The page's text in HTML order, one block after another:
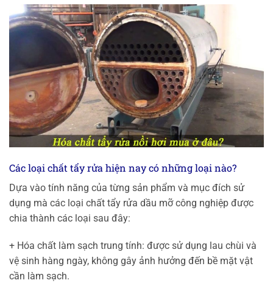
Các loại chất tẩy rửa hiện nay có những loại nào?
Dựa vào tính năng của từng sản phẩm và mục đích sử
dụng mà các loại chất tẩy rửa dầu mỡ công nghiệp được
chia thành các loại sau đây:
+ Hóa chất làm sạch trung tính: được sử dụng lau chùi và
vệ sinh hàng ngày, không gây ảnh hưởng đến bề mặt vật
cần làm sạch.